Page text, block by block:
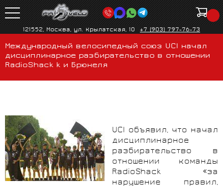
121552, Москва, ул. Крылатская, 10 +7 (903) 797-76-73
Международный велосипедный союз UCI начал
дисциплинарное разбирательство в отношении
RadioShack k и Брюнеля
UCI объявил, что начал
дисциплинарное
разбирательство в
отношении команды
RadioShack «за
нарушение правил,